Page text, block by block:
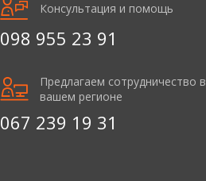
Консультация и помощь
098 955 23 91
Предлагаем сотрудничество в
вашем регионе
067 239 19 31